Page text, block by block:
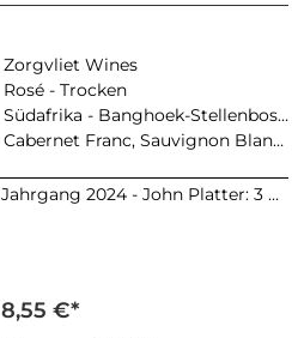
Zorgvliet Wines
Rosé - Trocken
Südafrika - Banghoek-Stellenbosch
Cabernet Franc, Sauvignon Blanc, Semillon
Jahrgang 2024 - John Platter: 3 Sterne
8,55 €*